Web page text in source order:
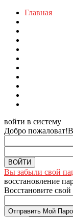
Главная
войти в систему
Добро пожаловат!
Вы забыли свой
восстановление
Восстановите свой